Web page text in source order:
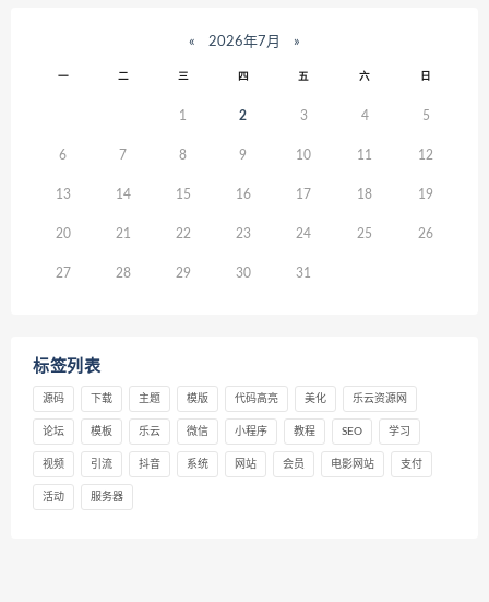
« 2026年7月 »
一 二 三 四 五 六 日
1 2 3 4 5
6 7 8 9 10 11 12
13 14 15 16 17 18 19
20 21 22 23 24 25 26
27 28 29 30 31
标签列表
源码 下载 主题 模版 代码高亮 美化 乐云资源网
论坛 模板 乐云 微信 小程序 教程 SEO 学习
视频 引流 抖音 系统 网站 会员 电影网站 支付
活动 服务器